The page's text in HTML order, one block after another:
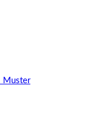
Muster